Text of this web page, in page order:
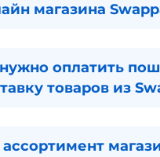
магазина
оплатить
товаров из